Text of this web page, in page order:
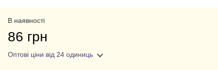
В наявності
86 грн
Оптові ціни від 24 одиниць